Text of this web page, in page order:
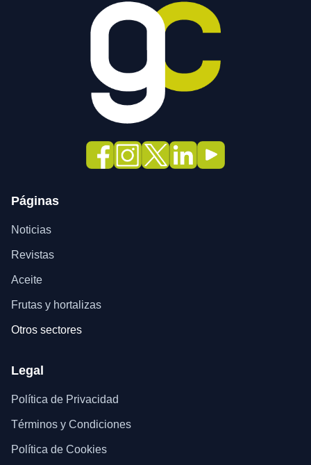
Páginas
Noticias
Revistas
Aceite
Frutas y hortalizas
Otros sectores
Legal
Política de Privacidad
Términos y Condiciones
Política de Cookies